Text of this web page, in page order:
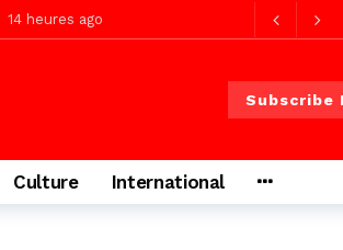
14 heures ago
Diouck PS)
2 jours ago
Subscribe
Culture International